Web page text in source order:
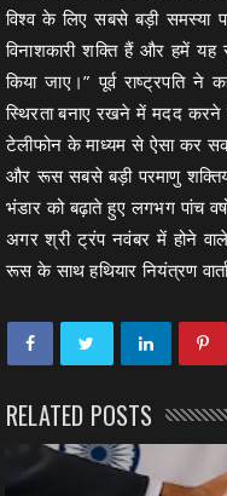
विश्व के लिए सबसे बड़ी समस्या
विनाशकारी शक्ति हैं और हमें यह
किया जाए।” पूर्व राष्ट्रपति
स्थिरता बनाए रखने में मदद करने
टेलीफोन के माध्यम से ऐसा कर
और रूस सबसे बड़ी परमाणु
भंडार को बढ़ाते हुए लगभग पांच
अगर श्री ट्रंप नवंबर में होने
रूस के साथ हथियार नियंत्रण
RELATED POSTS